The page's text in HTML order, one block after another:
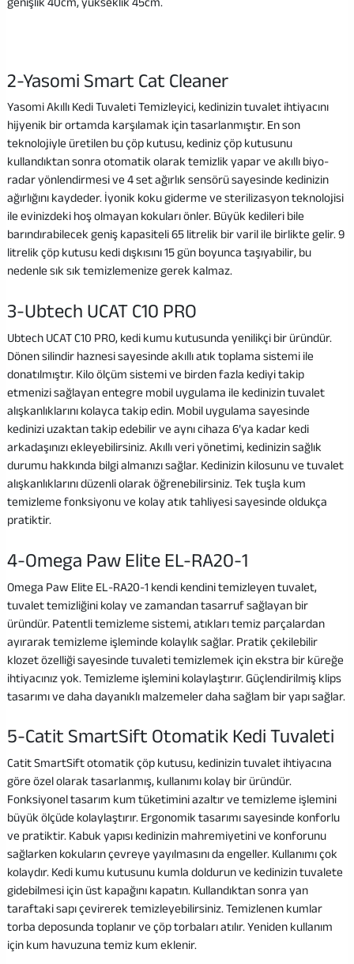
2-Yasomi Smart Cat Cleaner
Yasomi Akıllı Kedi Tuvaleti Temizleyici, kedinizin tuvalet ihtiyacını
hijyenik bir ortamda karşılamak için tasarlanmıştır. En son
teknolojiyle üretilen bu çöp kutusu, kediniz çöp kutusunu
kullandıktan sonra otomatik olarak temizlik yapar ve akıllı biyo-
radar yönlendirmesi ve 4 set ağırlık sensörü sayesinde kedinizin
ağırlığını kaydeder. İyonik koku giderme ve sterilizasyon teknolojisi
ile evinizdeki hoş olmayan kokuları önler. Büyük kedileri bile
barındırabilecek geniş kapasiteli 65 litrelik bir varil ile birlikte gelir. 9
litrelik çöp kutusu kedi dışkısını 15 gün boyunca taşıyabilir, bu
nedenle sık sık temizlemenize gerek kalmaz.
3-Ubtech UCAT C10 PRO
Ubtech UCAT C10 PRO, kedi kumu kutusunda yenilikçi bir üründür.
Dönen silindir haznesi sayesinde akıllı atık toplama sistemi ile
donatılmıştır. Kilo ölçüm sistemi ve birden fazla kediyi takip
etmenizi sağlayan entegre mobil uygulama ile kedinizin tuvalet
alışkanlıklarını kolayca takip edin. Mobil uygulama sayesinde
kedinizi uzaktan takip edebilir ve aynı cihaza 6’ya kadar kedi
arkadaşınızı ekleyebilirsiniz. Akıllı veri yönetimi, kedinizin sağlık
durumu hakkında bilgi almanızı sağlar. Kedinizin kilosunu ve tuvalet
alışkanlıklarını düzenli olarak öğrenebilirsiniz. Tek tuşla kum
temizleme fonksiyonu ve kolay atık tahliyesi sayesinde oldukça
pratiktir.
4-Omega Paw Elite EL-RA20-1
Omega Paw Elite EL-RA20-1 kendi kendini temizleyen tuvalet,
tuvalet temizliğini kolay ve zamandan tasarruf sağlayan bir
üründür. Patentli temizleme sistemi, atıkları temiz parçalardan
ayırarak temizleme işleminde kolaylık sağlar. Pratik çekilebilir
klozet özelliği sayesinde tuvaleti temizlemek için ekstra bir küreğe
ihtiyacınız yok. Temizleme işlemini kolaylaştırır. Güçlendirilmiş klips
tasarımı ve daha dayanıklı malzemeler daha sağlam bir yapı sağlar.
5-Catit SmartSift Otomatik Kedi Tuvaleti
Catit SmartSift otomatik çöp kutusu, kedinizin tuvalet ihtiyacına
göre özel olarak tasarlanmış, kullanımı kolay bir üründür.
Fonksiyonel tasarım kum tüketimini azaltır ve temizleme işlemini
büyük ölçüde kolaylaştırır. Ergonomik tasarımı sayesinde konforlu
ve pratiktir. Kabuk yapısı kedinizin mahremiyetini ve konforunu
sağlarken kokuların çevreye yayılmasını da engeller. Kullanımı çok
kolaydır. Kedi kumu kutusunu kumla doldurun ve kedinizin tuvalete
gidebilmesi için üst kapağını kapatın. Kullandıktan sonra yan
taraftaki sapı çevirerek temizleyebilirsiniz. Temizlenen kumlar
torba deposunda toplanır ve çöp torbaları atılır. Yeniden kullanım
için kum havuzuna temiz kum eklenir.